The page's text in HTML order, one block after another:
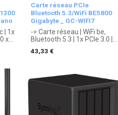
| 1x
x
Carte réseau PCIe
Bluetooth 5.3/WiFi BE5800
Gigabyte _ GC-WIFI7
-> Carte réseau | WiFi be,
Bluetooth 5.3 | 1x PCIe 3.0 |
. Garantie 2 ans
43,33 €